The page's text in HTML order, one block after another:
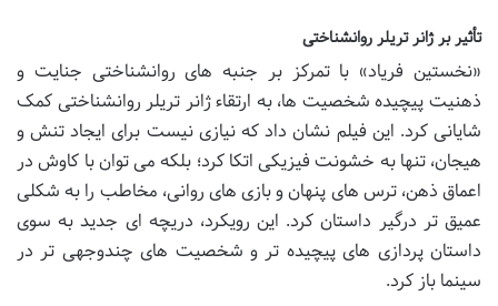
تأثیر بر ژانر تریلر روانشناختی
«نخستین فریاد» با تمرکز بر جنبه های روانشناختی جنایت و
ذهنیت پیچیده شخصیت ها، به ارتقاء ژانر تریلر روانشناختی کمک
شایانی کرد. این فیلم نشان داد که نیازی نیست برای ایجاد تنش و
هیجان، تنها به خشونت فیزیکی اتکا کرد؛ بلکه می توان با کاوش در
اعماق ذهن، ترس های پنهان و بازی های روانی، مخاطب را به شکلی
عمیق تر درگیر داستان کرد. این رویکرد، دریچه ای جدید به سوی
داستان پردازی های پیچیده تر و شخصیت های چندوجهی تر در
سینما باز کرد.